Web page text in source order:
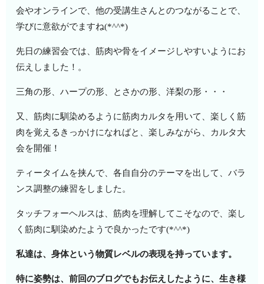
会やオンラインで、他の受講生さんとのつながることで、
学びに意欲がでますね(*^^*)
先日の練習会では、筋肉や骨をイメージしやすいようにお
伝えしました！。
三角の形、ハープの形、とさかの形、洋梨の形・・・
又、筋肉に馴染めるように筋肉カルタを用いて、楽しく筋
肉を覚えるきっかけになればと、楽しみながら、カルタ大
会を開催！
ティータイムを挟んで、各自自分のテーマを出して、バラ
ンス調整の練習をしました。
タッチフォーヘルスは、筋肉を理解してこそなので、楽し
く筋肉に馴染めたようで良かったです(*^^*)
私達は、身体という物質レベルの表現を持っています。
特に姿勢は、前回のブログでもお伝えしたように、生き様